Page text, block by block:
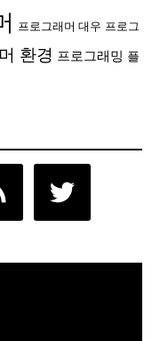
프로그래머 대우 프로그
환경 프로그래밍 플